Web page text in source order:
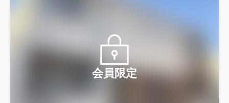
会員限定